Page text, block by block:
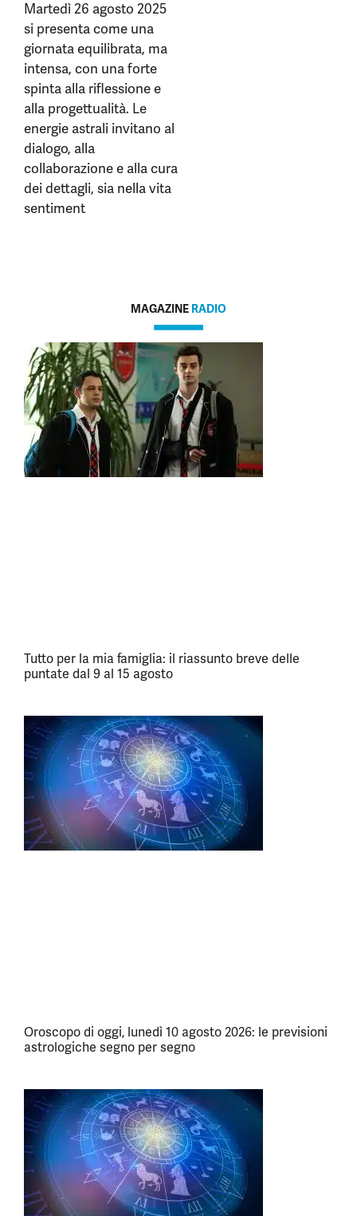
Martedì 26 agosto 2025
si presenta come una
giornata equilibrata, ma
intensa, con una forte
spinta alla riflessione e
alla progettualità. Le
energie astrali invitano al
dialogo, alla
collaborazione e alla cura
dei dettagli, sia nella vita
sentiment
MAGAZINE RADIO
Tutto per la mia famiglia: il riassunto breve delle
puntate dal 9 al 15 agosto
Oroscopo di oggi, lunedì 10 agosto 2026: le previsioni
astrologiche segno per segno